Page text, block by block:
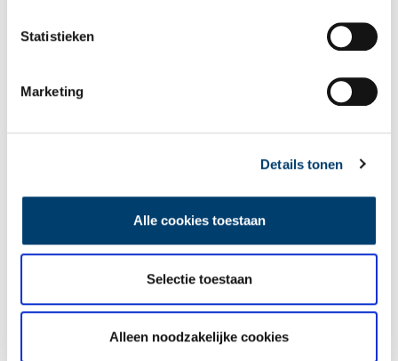
Statistieken
Marketing
Details tonen
Alle cookies toestaan
Selectie toestaan
Alleen noodzakelijke cookies
Publicatiedatum: 27/06/2013
laatste erfgoednieuws? Schrijf u dan nu in voor onze
wekelijkse nieuwsbrief!
Bij inschrijving gaat u akkoord met onsprivacybeleid.